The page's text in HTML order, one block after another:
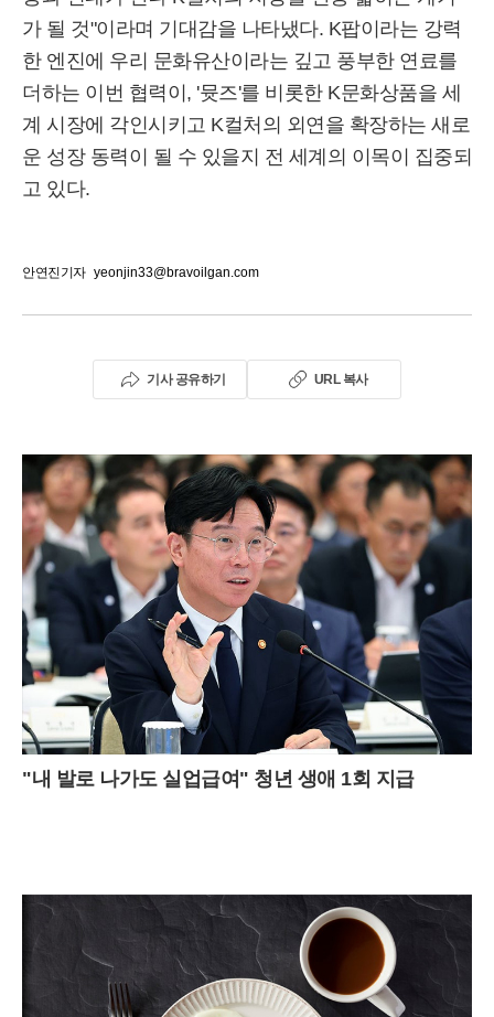
가 될 것"이라며 기대감을 나타냈다. K팝이라는 강력
한 엔진에 우리 문화유산이라는 깊고 풍부한 연료를
더하는 이번 협력이, '뮷즈'를 비롯한 K문화상품을 세
계 시장에 각인시키고 K컬처의 외연을 확장하는 새로
운 성장 동력이 될 수 있을지 전 세계의 이목이 집중되
고 있다.
안연진기자 yeonjin33@bravoilgan.com
기사 공유하기 URL 복사
"내 발로 나가도 실업급여" 청년 생애 1회 지급